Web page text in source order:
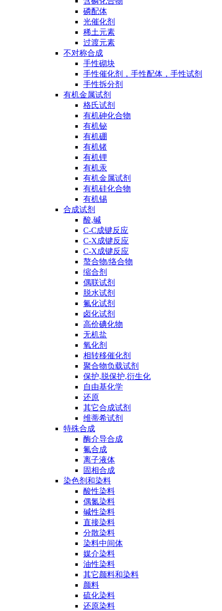
磷配体
光催化剂
稀土元素
过渡元素
不对称合成
手性砌块
手性催化剂，手性配体，手性试剂
手性拆分剂
有机金属试剂
格氏试剂
有机砷化合物
有机铋
有机硼
有机锗
有机锂
有机汞
有机金属试剂
有机硅化合物
有机锡
合成试剂
酸,碱
C-C成键反应
C-X成键反应
C-X成键反应
螯合物/络合物
缩合剂
偶联试剂
脱水试剂
氟化试剂
卤化试剂
高价碘化物
无机盐
氧化剂
相转移催化剂
聚合物负载试剂
保护,脱保护,衍生化
自由基化学
还原
其它合成试剂
维蒂希试剂
特殊合成
酶介导合成
氟合成
离子液体
固相合成
染色剂和染料
酸性染料
偶氮染料
碱性染料
直接染料
分散染料
染料中间体
媒介染料
油性染料
其它颜料和染料
颜料
硫化染料
还原染料